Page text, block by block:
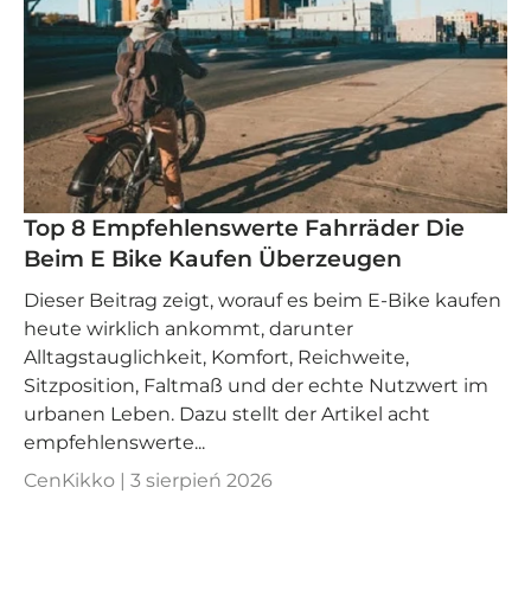
Top 8 Empfehlenswerte Fahrräder Die
Beim E Bike Kaufen Überzeugen
Dieser Beitrag zeigt, worauf es beim E-Bike kaufen
heute wirklich ankommt, darunter
Alltagstauglichkeit, Komfort, Reichweite,
Sitzposition, Faltmaß und der echte Nutzwert im
urbanen Leben. Dazu stellt der Artikel acht
empfehlenswerte...
CenKikko | 3 sierpień 2026